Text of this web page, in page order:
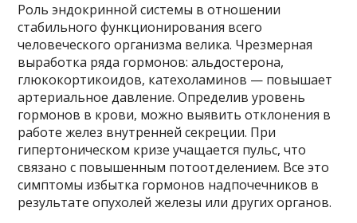
Роль эндокринной системы в отношении
стабильного функционирования всего
человеческого организма велика. Чрезмерная
выработка ряда гормонов: альдостерона,
глюкокортикоидов, катехоламинов — повышает
артериальное давление. Определив уровень
гормонов в крови, можно выявить отклонения в
работе желез внутренней секреции. При
гипертоническом кризе учащается пульс, что
связано с повышенным потоотделением. Все это
симптомы избытка гормонов надпочечников в
результате опухолей железы или других органов.